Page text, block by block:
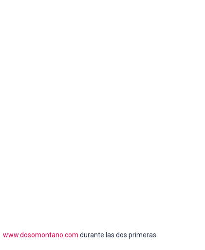
www.dosomontano.com durante las dos primeras